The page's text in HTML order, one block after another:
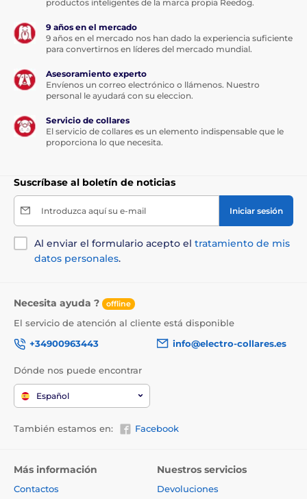
productos inteligentes de la marca propia Reedog.
9 años en el mercado
9 años en el mercado nos han dado la experiencia suficiente
para convertirnos en líderes del mercado mundial.
Asesoramiento experto
Envíenos un correo electrónico o llámenos. Nuestro
personal le ayudará con su eleccion.
Servicio de collares
El servicio de collares es un elemento indispensable que le
proporciona lo que necesita.
Suscríbase al boletín de noticias
Introduzca aquí su e-mail Iniciar sesión
Al enviar el formulario acepto el tratamiento de mis
datos personales.
Necesita ayuda ? offline
El servicio de atención al cliente está disponible
+34900963443
info@electro-collares.es
Dónde nos puede encontrar
Español
También estamos en: Facebook
Más información
Contactos
Nuestros servicios
Devoluciones